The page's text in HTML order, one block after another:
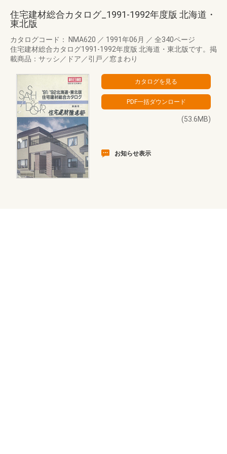
住宅建材総合カタログ_1991-1992年度版 北海道・
東北版
カタログコード： NMA620 ／ 1991年06月 ／ 全340ページ
住宅建材総合カタログ1991-1992年度版 北海道・東北版です。掲
載商品：サッシ／ドア／引戸／窓まわり
(53.6MB)
お知らせ表示